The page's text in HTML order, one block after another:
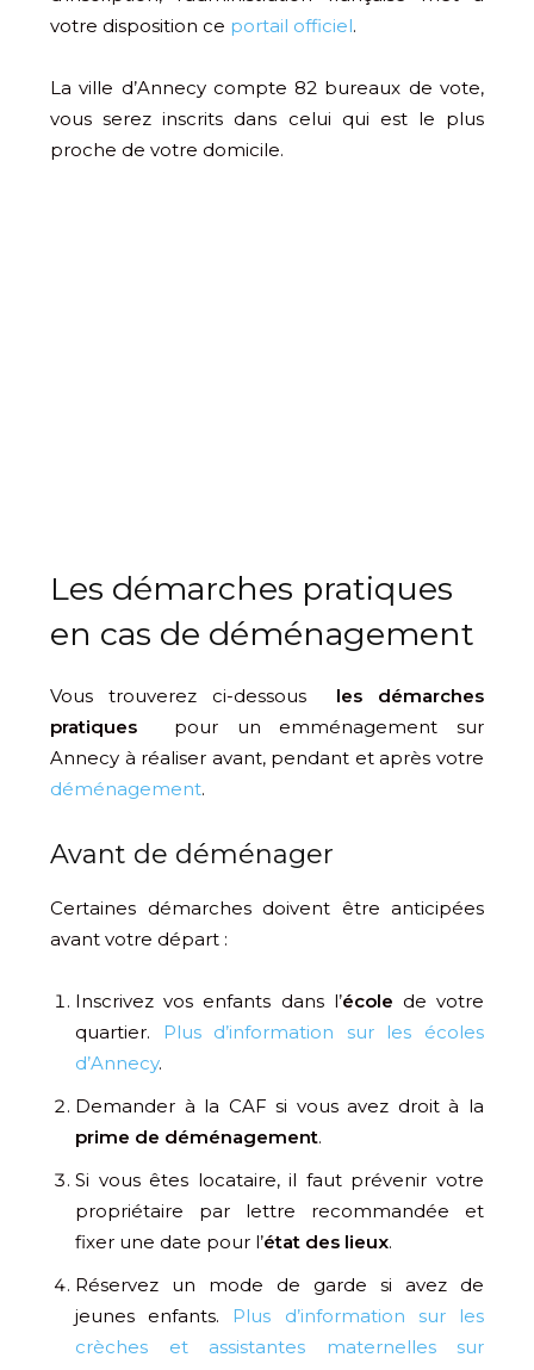
votre disposition ce portail officiel.
La ville d’Annecy compte 82 bureaux de vote,
vous serez inscrits dans celui qui est le plus
proche de votre domicile.
Les démarches pratiques
en cas de déménagement
Vous trouverez ci-dessous les démarches
pratiques pour un emménagement sur
Annecy à réaliser avant, pendant et après votre
déménagement.
Avant de déménager
Certaines démarches doivent être anticipées
avant votre départ :
Inscrivez vos enfants dans l’école de votre
quartier.
Plus d’information sur les écoles
d’Annecy.
Demander à la CAF si vous avez droit à la
prime de déménagement.
Si vous êtes locataire, il faut prévenir votre
propriétaire par lettre recommandée et
fixer une date pour l’état des lieux.
Réservez un mode de garde si avez de
jeunes enfants. Plus d’information sur les
crèches et assistantes maternelles sur